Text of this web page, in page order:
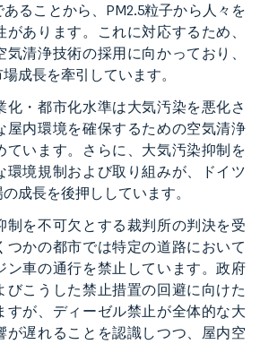
ることから、PM2.5粒子から人々を
あります。これに対応するため、
気清浄技術の採用に向かっており、
成長を牽引しています。
化・都市化水準は大気汚染を悪化さ
屋内環境を確保するための空気清浄
ています。さらに、大気汚染抑制を
環境規制および取り組みが、ドイツ
成長を後押ししています。
制を不可欠とする裁判所の判決を受
つかの都市では特定の道路において
ン車の通行を禁止しています。政府
びこうした禁止措置の回避に向けた
すが、ディーゼル禁止が全体的な大
が遅れることを認識しつつ、屋内空